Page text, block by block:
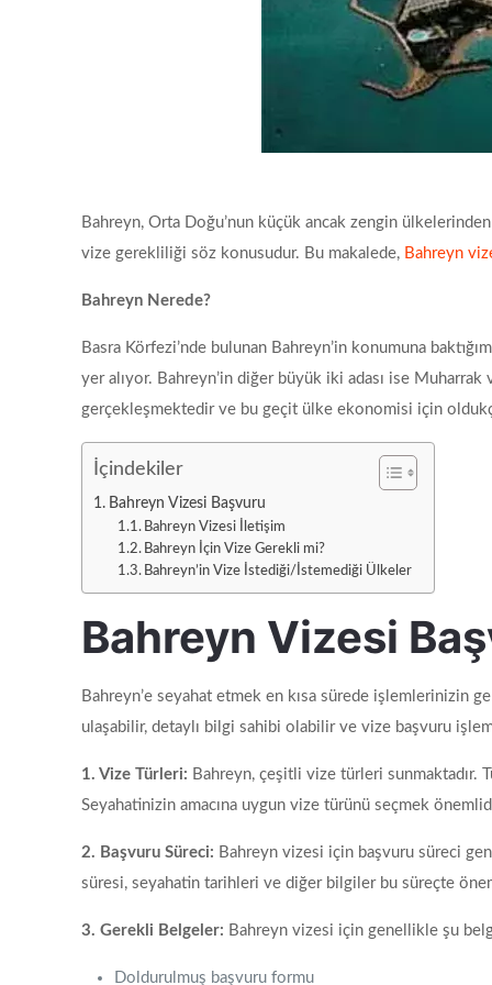
Bahreyn, Orta Doğu’nun küçük ancak zengin
vize gerekliliği söz konusudur. Bu makalede, Bahreyn
Bahreyn Nerede?
Basra Körfezi’nde bulunan Bahreyn’in konumuna
yer alıyor. Bahreyn’in diğer büyük iki adası ise Muharrak
gerçekleşmektedir ve bu geçit ülke ekonomisi için
İçindekiler
Bahreyn Vizesi Başvuru
Bahreyn Vizesi İletişim
Bahreyn İçin Vize Gerekli mi?
Bahreyn’in Vize İstediği/İstemediği Ülkeler
Bahreyn Vizesi
Bahreyn’e seyahat etmek en kısa sürede işlemlerinizin
ulaşabilir, detaylı bilgi sahibi olabilir ve vize başvuru
1. Vize Türleri: Bahreyn, çeşitli vize türleri sunmaktadır.
Seyahatinizin amacına uygun vize türünü seçmek
2. Başvuru Süreci: Bahreyn vizesi için başvuru süreci
süresi, seyahatin tarihleri ve diğer bilgiler bu süreçte
3. Gerekli Belgeler: Bahreyn vizesi için genellikle şu
Doldurulmuş başvuru formu